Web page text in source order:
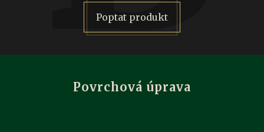
Poptat produkt
Povrchová úprava